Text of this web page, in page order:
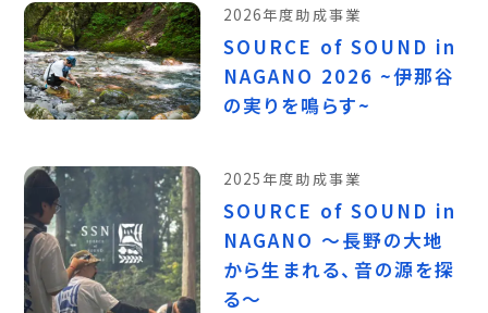
2026年度助成事業
SOURCE of SOUND in
NAGANO 2026 ~伊那谷
の実りを鳴らす~
2025年度助成事業
SOURCE of SOUND in
NAGANO ～⻑野の⼤地
から⽣まれる、⾳の源を探
る～